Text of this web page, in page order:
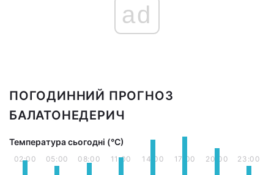
ad
ПОГОДИННИЙ ПРОГНОЗ
БАЛАТОНЕДЕРИЧ
Температура сьогодні (°С)
02:00 05:00 08:00 11:00 14:00 17:00 20:00 23:00